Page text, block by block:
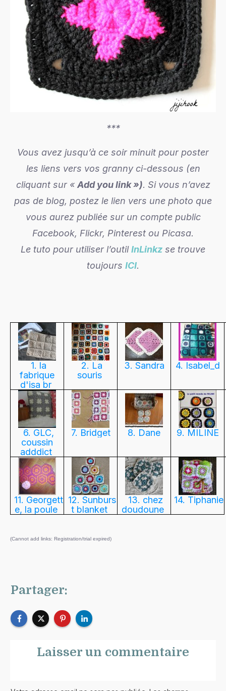
***
Vous avez jusqu’à ce soir minuit pour poster
les liens vers vos granny ci-dessous (en
cliquant sur « Add you link »). Si vous n’avez
pas de blog, postez le lien vers une photo que
vous aurez publiée sur un compte public
Facebook, Flickr, Pinterest ou Picasa.
Le tuto pour utiliser l’outilInLinkz se trouve
toujours ICI.
1. la
fabrique
d'isa br
2. La
souris
3. Sandra 4. Isabel_d
6. GLC,
coussin
adddict
7. Bridget 8. Dane 9. MILINE
11. Georgett
e, la poule
12. Sunburs
t blanket
13. chez
doudoune
14. Tiphanie
(Cannot add links: Registration/trial expired)
Partager:
Laisser un commentaire